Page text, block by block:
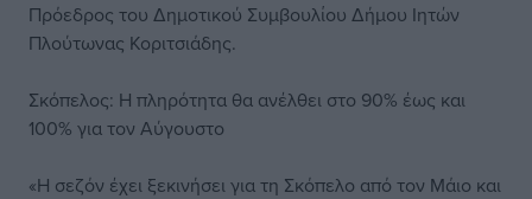
Πρόεδρος του Δημοτικού Συμβουλίου Δήμου Ιητών
Πλούτωνας Κοριτσιάδης.
Σκόπελος: Η πληρότητα θα ανέλθει στο 90% έως και
100% για τον Αύγουστο
«Η σεζόν έχει ξεκινήσει για τη Σκόπελο από τον Μάιο και